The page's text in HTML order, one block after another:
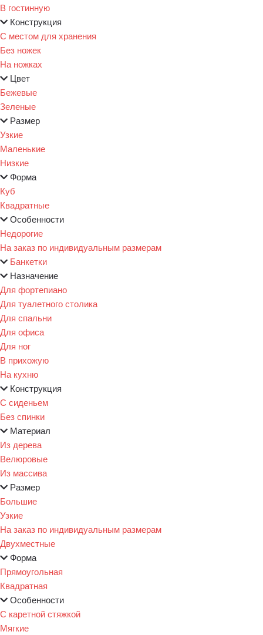
В гостинную
Конструкция
С местом для хранения
Без ножек
На ножках
Цвет
Бежевые
Зеленые
Размер
Узкие
Маленькие
Низкие
Форма
Куб
Квадратные
Особенности
Недорогие
На заказ по индивидуальным размерам
Банкетки
Назначение
Для фортепиано
Для туалетного столика
Для спальни
Для офиса
Для ног
В прихожую
На кухню
Конструкция
С сиденьем
Без спинки
Материал
Из дерева
Велюровые
Из массива
Размер
Большие
Узкие
На заказ по индивидуальным размерам
Двухместные
Форма
Прямоугольная
Квадратная
Особенности
С каретной стяжкой
Мягкие